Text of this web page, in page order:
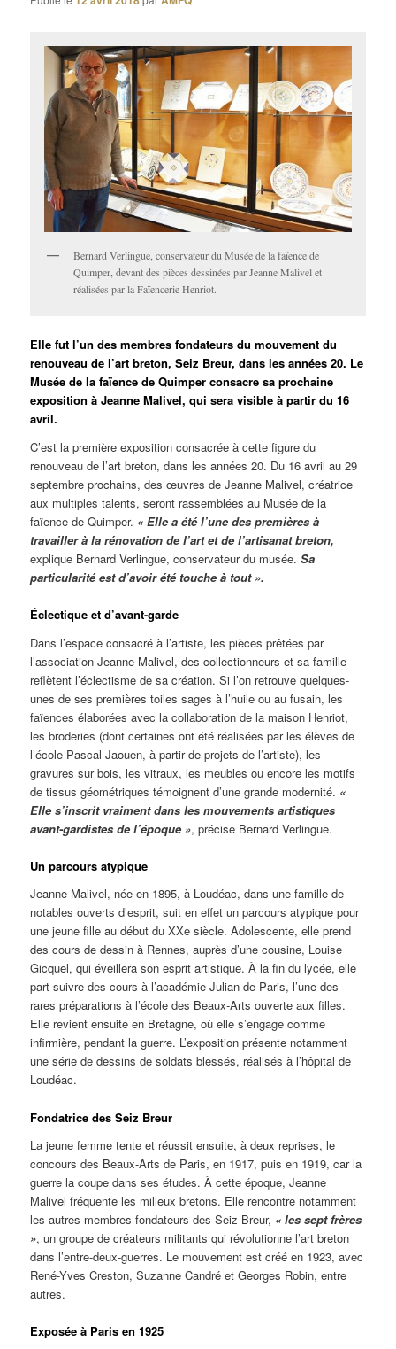
Bernard Verlingue, conservateur du Musée de la faïence de
Quimper, devant des pièces dessinées par Jeanne Malivel et
réalisées par la Faïencerie Henriot.
Elle fut l’un des membres fondateurs du mouvement du
renouveau de l’art breton, Seiz Breur, dans les années 20. Le
Musée de la faïence de Quimper consacre sa prochaine
exposition à Jeanne Malivel, qui sera visible à partir du 16
avril.
C’est la première exposition consacrée à cette figure du
renouveau de l’art breton, dans les années 20. Du 16 avril au 29
septembre prochains, des œuvres de Jeanne Malivel, créatrice
aux multiples talents, seront rassemblées au Musée de la
faïence de Quimper. « Elle a été l’une des premières à
travailler à la rénovation de l’art et de l’artisanat breton,
explique Bernard Verlingue, conservateur du musée.Sa
particularité est d’avoir été touche à tout ».
Éclectique et d’avant-garde
Dans l’espace consacré à l’artiste, les pièces prêtées par
l’association Jeanne Malivel, des collectionneurs et sa famille
reflètent l’éclectisme de sa création. Si l’on retrouve quelques-
unes de ses premières toiles sages à l’huile ou au fusain, les
faïences élaborées avec la collaboration de la maison Henriot,
les broderies (dont certaines ont été réalisées par les élèves de
l’école Pascal Jaouen, à partir de projets de l’artiste), les
gravures sur bois, les vitraux, les meubles ou encore les motifs
de tissus géométriques témoignent d’une grande modernité. «
Elle s’inscrit vraiment dans les mouvements artistiques
avant-gardistes de l’époque », précise Bernard Verlingue.
Un parcours atypique
Jeanne Malivel, née en 1895, à Loudéac, dans une famille de
notables ouverts d’esprit, suit en effet un parcours atypique pour
une jeune fille au début du XXe siècle. Adolescente, elle prend
des cours de dessin à Rennes, auprès d’une cousine, Louise
Gicquel, qui éveillera son esprit artistique. À la fin du lycée, elle
part suivre des cours à l’académie Julian de Paris, l’une des
rares préparations à l’école des Beaux-Arts ouverte aux filles.
Elle revient ensuite en Bretagne, où elle s’engage comme
infirmière, pendant la guerre. L’exposition présente notamment
une série de dessins de soldats blessés, réalisés à l’hôpital de
Loudéac.
Fondatrice des Seiz Breur
La jeune femme tente et réussit ensuite, à deux reprises, le
concours des Beaux-Arts de Paris, en 1917, puis en 1919, car la
guerre la coupe dans ses études. À cette époque, Jeanne
Malivel fréquente les milieux bretons. Elle rencontre notamment
les autres membres fondateurs des Seiz Breur, « les sept frères
», un groupe de créateurs militants qui révolutionne l’art breton
dans l’entre-deux-guerres. Le mouvement est créé en 1923, avec
René-Yves Creston, Suzanne Candré et Georges Robin, entre
autres.
Exposée à Paris en 1925